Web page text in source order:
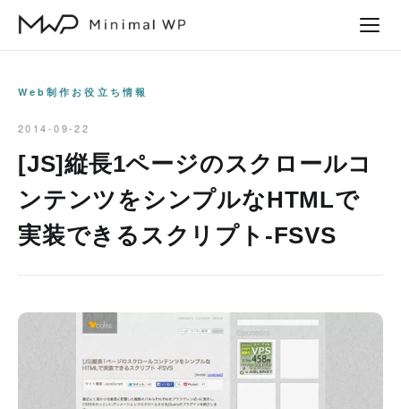
Web制作お役立ち情報
2014-09-22
[JS]縦長1ページのスクロールコ
ンテンツをシンプルなHTMLで
実装できるスクリプト-FSVS